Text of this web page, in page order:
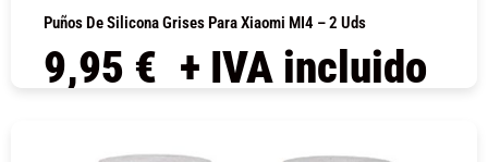
Puños De Silicona Grises Para Xiaomi MI4 – 2 Uds
9,95 € + IVA incluido